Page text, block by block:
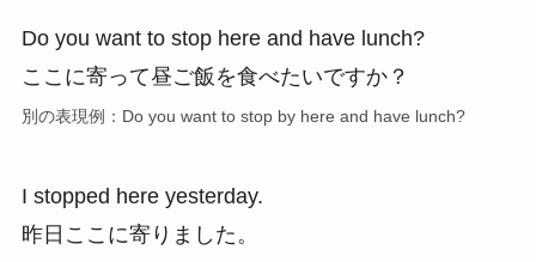
Do you want to stop here and have lunch?
ここに寄って昼ご飯を食べたいですか？
別の表現例：Do you want to stop by here and have lunch?
I stopped here yesterday.
昨日ここに寄りました。